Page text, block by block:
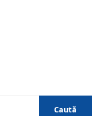
Caută